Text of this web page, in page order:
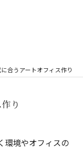
合うアートオフィス作り
り
環境やオフィスの